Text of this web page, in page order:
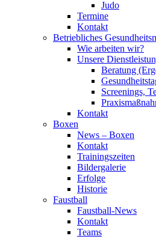
Judo
Termine
Kontakt
Betriebliches
Wie arbeiten wir?
Unsere
Beratung
Screenings,
Kontakt
Boxen
News – Boxen
Kontakt
Trainingszeiten
Bildergalerie
Erfolge
Historie
Faustball
Faustball-News
Kontakt
Teams